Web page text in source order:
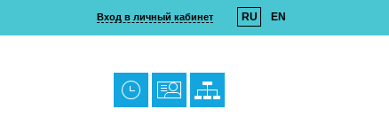
Вход в личный кабинет RU EN